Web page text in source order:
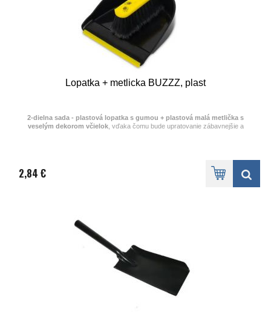
Lopatka + metlicka BUZZZ, plast
2-dielna sada - plastová lopatka s gumou + plastová malá metlička s
veselým dekorom včielok, vďaka čomu bude upratovanie zábavnejšie a
2,84 €